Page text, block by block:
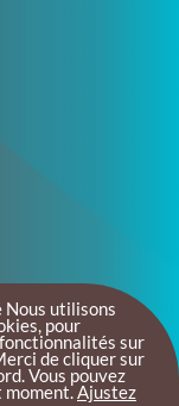
Nous utilisons
pour
sur
de cliquer sur
Vous pouvez
moment.Ajustez